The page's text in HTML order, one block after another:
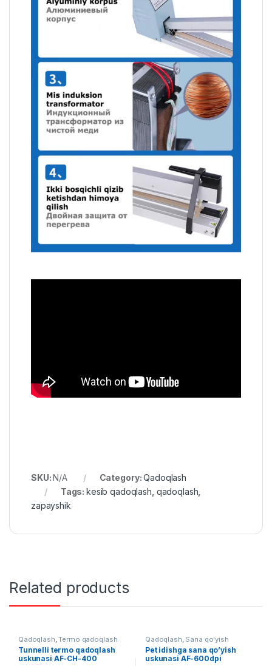
SKU:N/A Category:Qadoqlash
Tags:kesib qadoqlash qadoqlash
zapayshik
Related products
Qadoqlash ,Termo qadoqlash
Tunnelli termo qadoqlash
uskunasi AF-CH-400
Qadoqlash Sana qo'yish
Pet idishga sana qo’yish
uskunasi AF-600dpi